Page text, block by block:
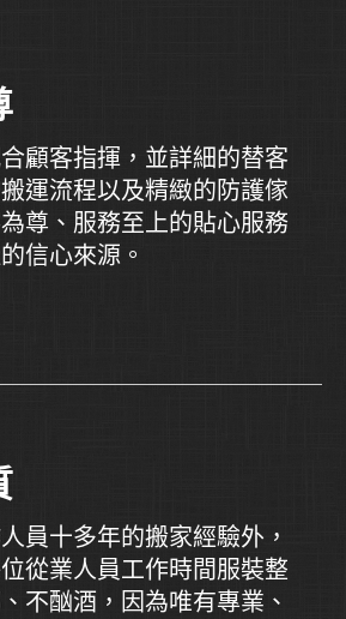
顧客指揮，並詳細的替客
運流程以及精緻的防護傢
尊、服務至上的貼心服務
信心來源。
員十多年的搬家經驗外，
從業人員工作時間服裝整
不酗酒，因為唯有專業、